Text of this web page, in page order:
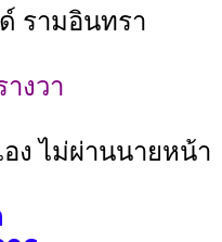
รามอินทรา
งวา
อง ไม่ผ่านนายหน้า